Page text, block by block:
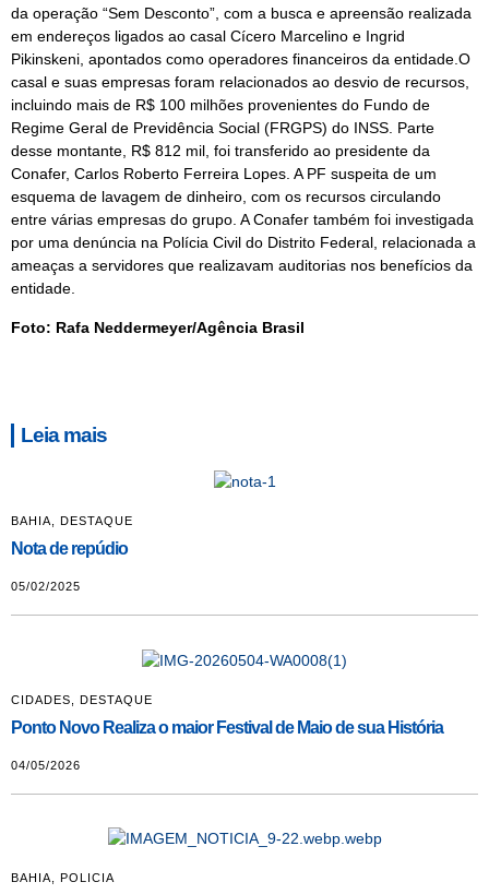
da operação “Sem Desconto”, com a busca e apreensão realizada
em endereços ligados ao casal Cícero Marcelino e Ingrid
Pikinskeni, apontados como operadores financeiros da entidade.O
casal e suas empresas foram relacionados ao desvio de recursos,
incluindo mais de R$ 100 milhões provenientes do Fundo de
Regime Geral de Previdência Social (FRGPS) do INSS. Parte
desse montante, R$ 812 mil, foi transferido ao presidente da
Conafer, Carlos Roberto Ferreira Lopes. A PF suspeita de um
esquema de lavagem de dinheiro, com os recursos circulando
entre várias empresas do grupo. A Conafer também foi investigada
por uma denúncia na Polícia Civil do Distrito Federal, relacionada a
ameaças a servidores que realizavam auditorias nos benefícios da
entidade.
Foto: Rafa Neddermeyer/Agência Brasil
Leia mais
BAHIA DESTAQUE
Nota de repúdio
05/02/2025
CIDADES DESTAQUE
Ponto Novo Realiza o maior Festival de Maio de sua História
04/05/2026
BAHIA POLICIA